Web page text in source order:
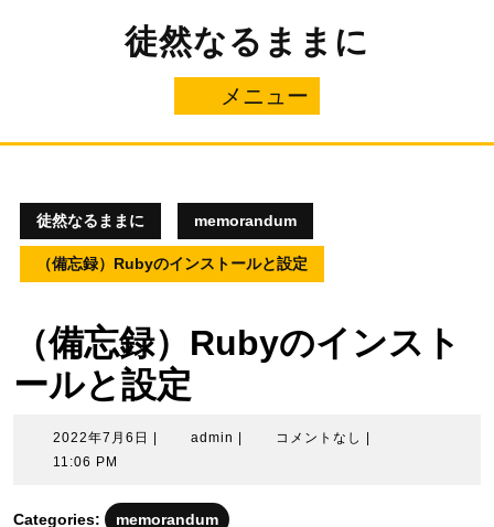
ス
徒然なるままに
メニュー
ニ
ー
徒然なるままに memorandum
（備忘録）Rubyのインストールと設定
（備忘録）Rubyのインスト
ールと設定
2022年7月6日
2022 admin adminコメントなし
11:06 PM
Categories: memorandum